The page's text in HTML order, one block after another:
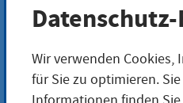
Wir verwenden
für Sie zu optimieren.